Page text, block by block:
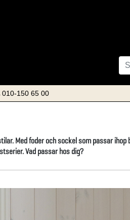
010-150 65 00
Med foder och sockel som passar
Vad passar hos dig?